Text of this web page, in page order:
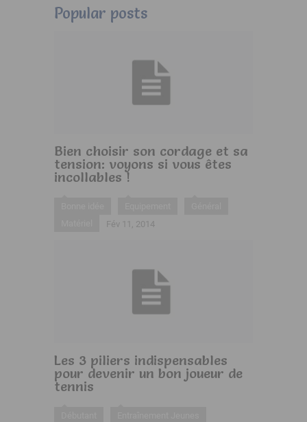
Popular posts
Bien choisir son cordage et sa
tension: voyons si vous êtes
incollables !
Fév 11, 2014
Les 3 piliers indispensables
pour devenir un bon joueur de
tennis